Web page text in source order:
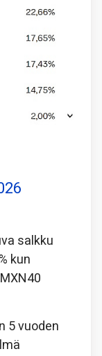
salkku
kun
5 vuoden